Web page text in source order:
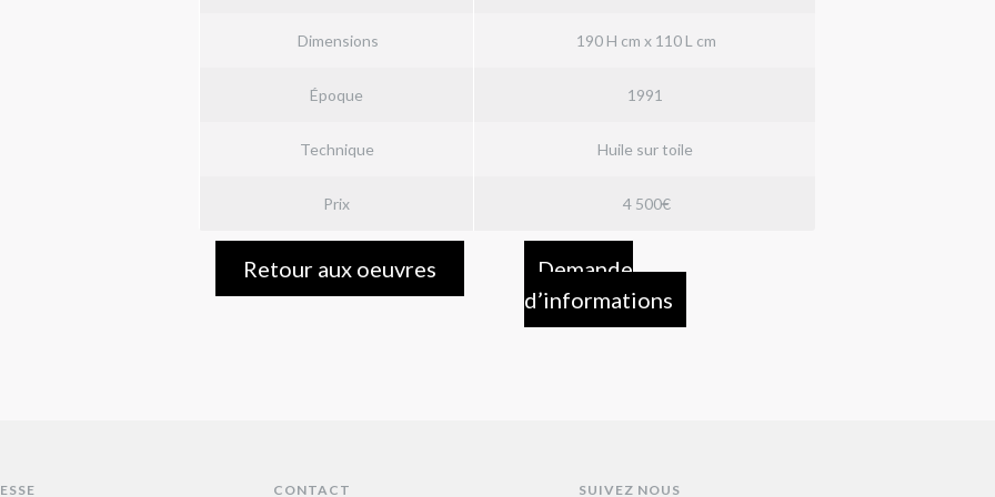
Dimensions 190 H cm x 110 L cm
Époque 1991
Technique Huile sur toile
Prix 4 500€
Retour aux oeuvres
Demande
d’informations
CONTACT SUIVEZ NOUS